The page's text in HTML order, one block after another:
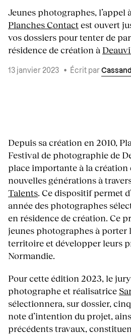
Jeunes photographes, l’appel
Planches Contactest ouvert
vos dossiers pour tenter de
résidence de création à
13 janvier 2023 • Écrit par
Depuis sa création en 2010,
Festival de photographie de
place importante à la création
nouvelles générations à
Talents. Ce dispositif permet
année des photographes
en résidence de création. Ce
jeunes photographes à porter
territoire et développer leurs
Normandie.
Pour cette édition 2023, le
photographe et réalisatrice
sélectionnera, sur dossier,
note d’intention du projet,
précédents travaux,